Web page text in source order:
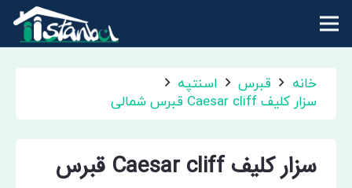
خانه قبرس
اسنتپه
سزار کلیف Caesar cliff قبرس شمالی
سزار کلیف Caesar cliff قبرس